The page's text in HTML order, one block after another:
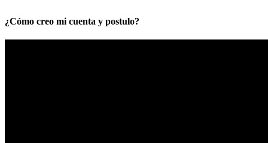
¿Cómo creo mi cuenta y postulo?